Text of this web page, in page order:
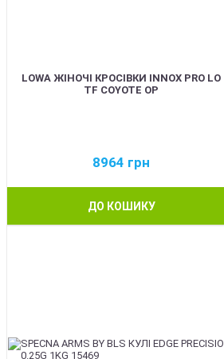
LOWA ЖІНОЧІ КРОСІВКИ INNOX PRO LO
TF COYOTE OP
8964 грн
ДО КОШИКУ